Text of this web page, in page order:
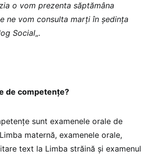
o vom prezenta săptămâna
ne vom consulta marți în ședința
Social„.
de competențe?
sunt examenele orale de
maternă, examenele orale,
text la Limba străină și examenul